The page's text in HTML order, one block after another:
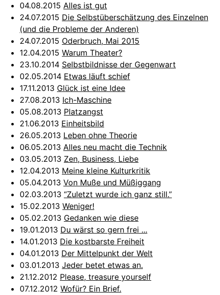
04.08.2015 Alles ist gut
24.07.2015 Die Selbstüberschätzung des Einzelnen
(und die Probleme der Anderen)
24.07.2015 Oderbruch, Mai 2015
12.04.2015 Warum Theater?
23.10.2014 Selbstbildnisse der Gegenwart
02.05.2014 Etwas läuft schief
17.11.2013 Glück ist eine Idee
27.08.2013 Ich-Maschine
05.08.2013 Platzangst
21.06.2013 Einheitsbild
26.05.2013 Leben ohne Theorie
06.05.2013 Alles neu macht die Technik
03.05.2013 Zen, Business, Liebe
12.04.2013 Meine kleine Kulturkritik
05.04.2013 Von Muße und Müßiggang
02.03.2013 “Zuletzt wurde ich ganz still.”
15.02.2013 Weniger!
05.02.2013 Gedanken wie diese
19.01.2013 Du wärst so gern frei ...
14.01.2013 Die kostbarste Freiheit
04.01.2013 Der Mittelpunkt der Welt
03.01.2013 Jeder betet etwas an.
21.12.2012 Please, treasure yourself
07.12.2012 Wofür? Ein Brief.